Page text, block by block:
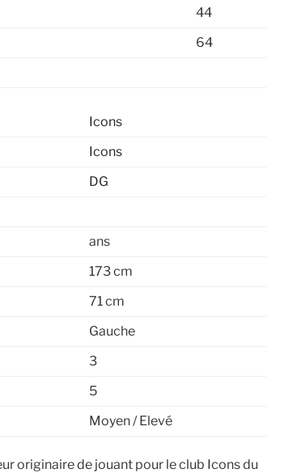
44
64
Icons
Icons
DG
ans
173 cm
71 cm
Gauche
3
5
Moyen / Elevé
originaire de jouant pour le club Icons du